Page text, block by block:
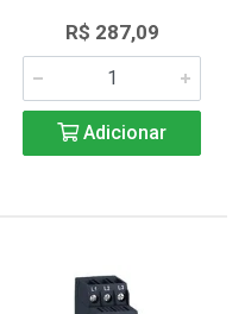
R$ 287,09
Adicionar